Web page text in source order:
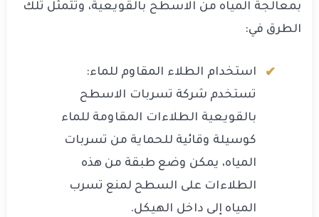
بمعالجة المياه من الاسطح بالقويعية، وتتمثل تلك
الطرق في:
استخدام الطلاء المقاوم للماء:
تستخدم شركة تسربات الاسطح
بالقويعية الطلاءات المقاومة للماء
كوسيلة وقائية للحماية من تسربات
المياه، يمكن وضع طبقة من هذه
الطلاءات على السطح لمنع تسرب
المياه إلى داخل الهيكل.